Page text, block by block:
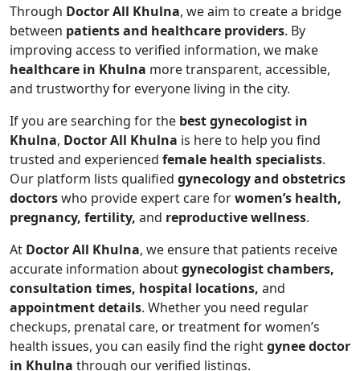
Through Doctor All Khulna, we aim to create a bridge
between patients and healthcare providers. By
improving access to verified information, we make
healthcare in Khulna more transparent, accessible,
and trustworthy for everyone living in the city.
If you are searching for the best gynecologist in
Khulna, Doctor All Khulna is here to help you find
trusted and experienced female health specialists.
Our platform lists qualified gynecology and obstetrics
doctorswho provide expert care forwomen’s health,
pregnancy, fertility, and reproductive wellness.
At Doctor All Khulna, we ensure that patients receive
accurate information aboutgynecologist chambers,
consultation times, hospital locations, and
appointment details. Whether you need regular
checkups, prenatal care, or treatment for women’s
health issues, you can easily find the rightgynee doctor
in Khulna through our verified listings.